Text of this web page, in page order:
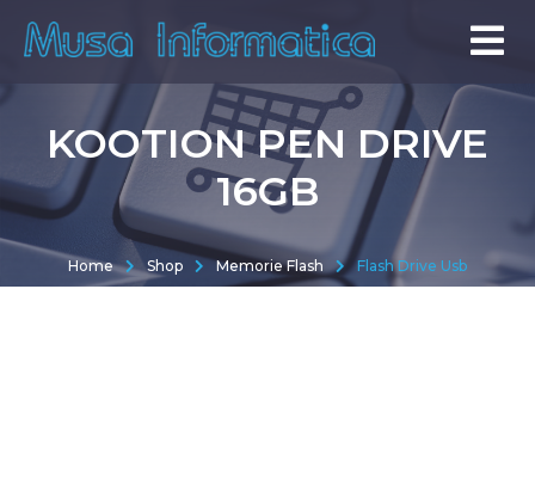
KOOTION PEN DRIVE
16GB
Home Shop Memorie Flash Flash Drive Usb